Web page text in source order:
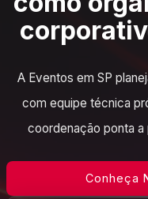
A Eventos em SP
com equipe técnica
coordenação ponta
Conheça